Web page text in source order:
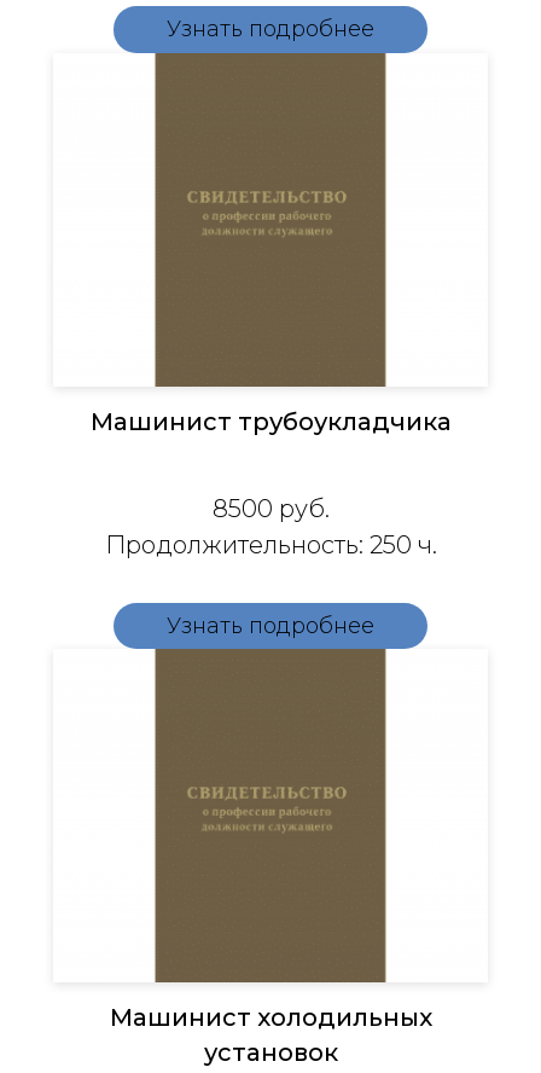
Узнать подробнее
Машинист трубоукладчика
8500 руб.
Продолжительность: 250 ч.
Узнать подробнее
Машинист холодильных
установок